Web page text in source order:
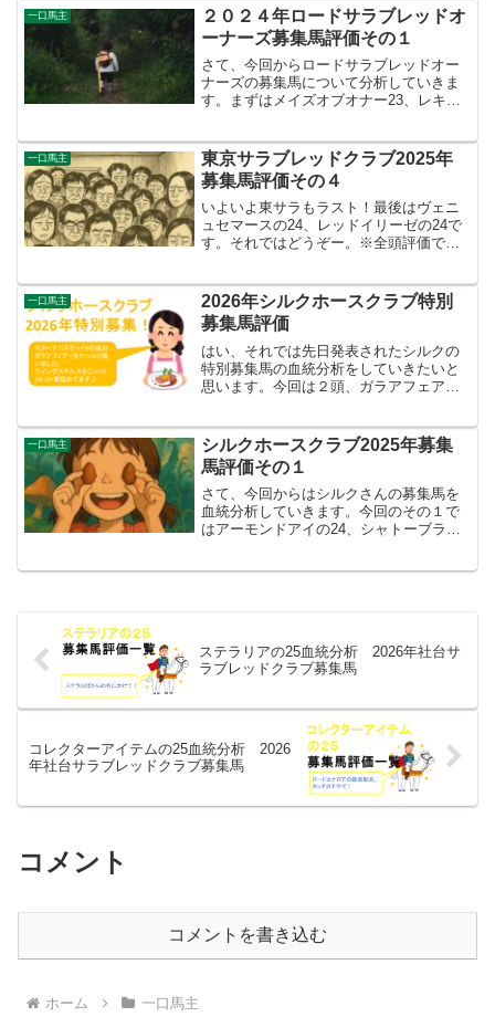
くお願いしまーす。※全頭評価ではな
く、高評価の馬だ...
一口馬主
２０２４年ロードサラブレッドオ
ーナーズ募集馬評価その１
さて、今回からロードサラブレッドオー
ナーズの募集馬について分析していきま
す。まずはメイズオブオナー23、レキシ
く、高評価の馬だけを紹介していくスタ
イルでやってます。ま...
一口馬主
東京サラブレッドクラブ2025年
募集馬評価その４
いよいよ東サラもラスト！最後はヴェニ
ュセマースの24、レッドイリーゼの24で
す。それではどうぞー。※全頭評価では
はあくまで私の個人的見解ですので、出
資は自己責任でお願い...
一口馬主
2026年シルクホースクラブ特別
募集馬評価
はい、それでは先日発表されたシルクの
特別募集馬の血統分析をしていきたいと
思います。今回は２頭、ガラアフェアー
価ではなく、高評価の馬だけを紹介して
いくスタイルでやって...
一口馬主
シルクホースクラブ2025年募集
馬評価その１
さて、今回からはシルクさんの募集馬を
血統分析していきます。今回のその１で
はアーモンドアイの24、シャトーブラン
ステラリアの25血統分析 2026年社台サ
ラブレッドクラブ募集馬
コレクターアイテムの25血統分析 2026
年社台サラブレッドクラブ募集馬
コメント
コメントを書き込む
ホーム 一口馬主